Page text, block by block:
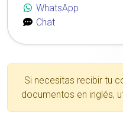
WhatsApp
Chat
Si necesitas recibir tu
documentos en inglés,